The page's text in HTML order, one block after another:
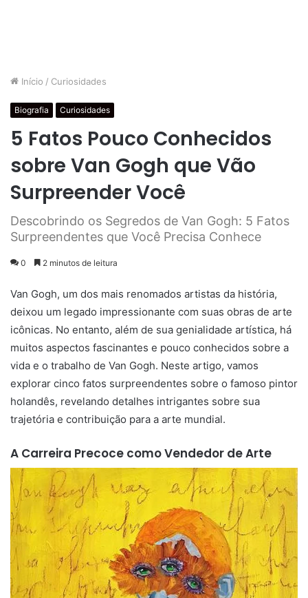
Início / Curiosidades
Biografia Curiosidades
5 Fatos Pouco Conhecidos
sobre Van Gogh que Vão
Surpreender Você
Descobrindo os Segredos de Van Gogh: 5 Fatos
Surpreendentes que Você Precisa Conhece
0 2 minutos de leitura
Van Gogh, um dos mais renomados artistas da história,
deixou um legado impressionante com suas obras de arte
icônicas. No entanto, além de sua genialidade artística, há
muitos aspectos fascinantes e pouco conhecidos sobre a
vida e o trabalho de Van Gogh. Neste artigo, vamos
explorar cinco fatos surpreendentes sobre o famoso pintor
holandês, revelando detalhes intrigantes sobre sua
trajetória e contribuição para a arte mundial.
A Carreira Precoce como Vendedor de Arte